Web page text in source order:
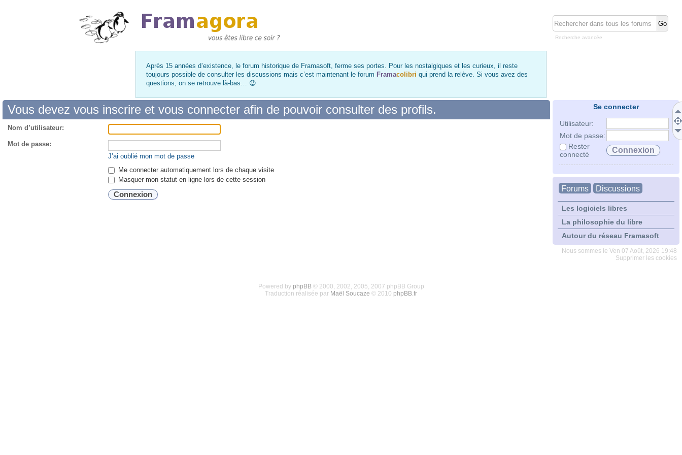
Recherche avancée
Après 15 années d’existence, le forum historique de Framasoft, ferme ses portes. Pour les nostalgiques et les curieux, il reste
toujours possible de consulter les discussions mais c’est maintenant le forum Framacolibri qui prend la relève. Si vous avez des
questions, on se retrouve là-bas… 😉
Se connecter
Utilisateur:
Mot de passe:
Rester
connecté
Forums Discussions
Les logiciels libres
La philosophie du libre
Autour du réseau Framasoft
Nous sommes le Ven 07 Août, 2026 19:48
Supprimer les cookies
Vous devez vous inscrire et vous connecter afin de pouvoir consulter des profils.
Nom d’utilisateur:
Mot de passe:
J’ai oublié mon mot de passe
Me connecter automatiquement lors de chaque visite
Masquer mon statut en ligne lors de cette session
Powered by phpBB© 2000, 2002, 2005, 2007 phpBB Group
Traduction réalisée par Maël Soucaze © 2010 phpBB.fr